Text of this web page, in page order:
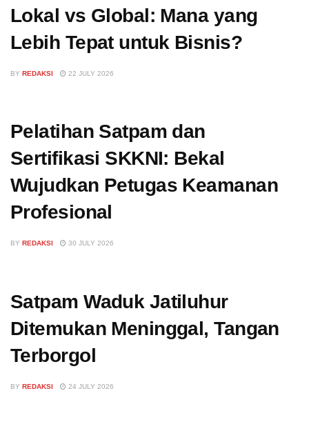
Lokal vs Global: Mana yang
Lebih Tepat untuk Bisnis?
BY REDAKSI 22 JULY 2026
Pelatihan Satpam dan
Sertifikasi SKKNI: Bekal
Wujudkan Petugas Keamanan
Profesional
BY REDAKSI 30 JULY 2026
Satpam Waduk Jatiluhur
Ditemukan Meninggal, Tangan
Terborgol
BY REDAKSI 24 JULY 2026